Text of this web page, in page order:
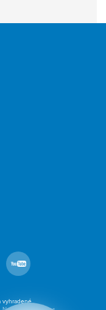
vyhradené
YouTube